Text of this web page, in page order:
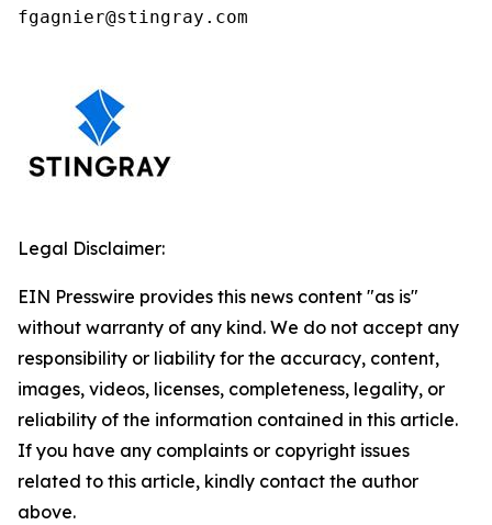
fgagnier@stingray.com
Legal Disclaimer:
EIN Presswire provides this news content "as is"
without warranty of any kind. We do not accept any
responsibility or liability for the accuracy, content,
images, videos, licenses, completeness, legality, or
reliability of the information contained in this article.
If you have any complaints or copyright issues
related to this article, kindly contact the author
above.